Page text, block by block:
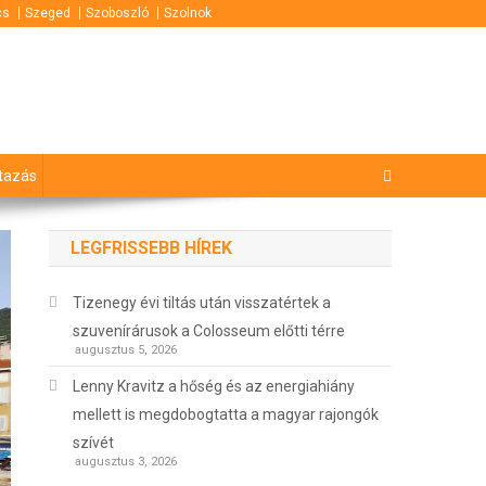
Szeged Szoboszló Szolnok
LEGFRISSEBB HÍREK
Tizenegy évi tiltás után visszatértek a
szuvenírárusok a Colosseum előtti térre
augusztus 5, 2026
Lenny Kravitz a hőség és az energiahiány
mellett is megdobogtatta a magyar rajongók
szívét
augusztus 3, 2026